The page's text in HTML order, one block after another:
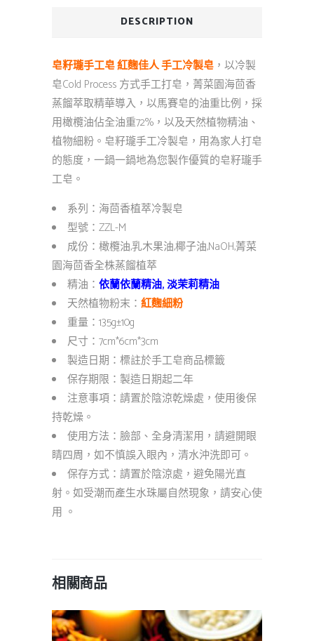
DESCRIPTION
皂籽瓏手工皂 紅麴佳人 手工冷製皂 ，以冷製
皂Cold Process 方式手工打皂，菁菜園海茴香
蒸餾萃取精華導入，以馬賽皂的油重比例，採
用橄欖油佔全油重72%，以及天然植物精油、
植物細粉。皂籽瓏手工冷製皂，用為家人打皂
的態度，一鍋一鍋地為您製作優質的皂籽瓏手
工皂。
系列：海茴香植萃冷製皂
型號：ZZL-M
成份：橄欖油,乳木果油,椰子油,NaOH,菁菜
園海茴香全株蒸餾植萃
精油： 依蘭依蘭精油, 淡茉莉精油
天然植物粉末： 紅麴細粉
重量：135g±10g
尺寸：7cm*6cm*3cm
製造日期：標註於手工皂商品標籤
保存期限：製造日期起二年
注意事項：請置於陰涼乾燥處，使用後保
持乾燥。
使用方法：臉部、全身清潔用，請避開眼
睛四周，如不慎誤入眼內，清水沖洗即可。
保存方式：請置於陰涼處，避免陽光直
射。如受潮而產生水珠屬自然現象，請安心使
用 。
相關商品